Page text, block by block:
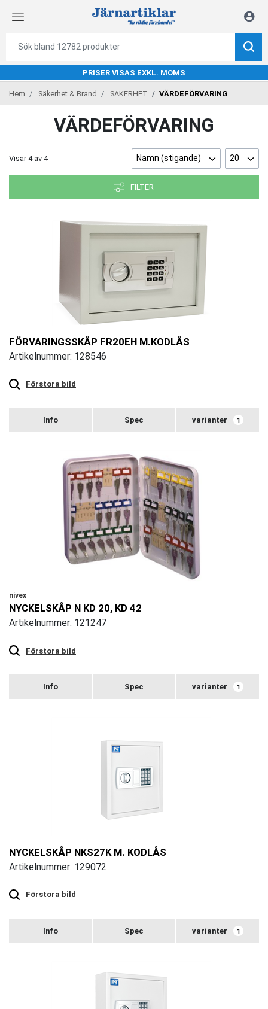
PRISER VISAS EXKL. MOMS
Hem Säkerhet & Brand SÄKERHET VÄRDEFÖRVARING
VÄRDEFÖRVARING
Visar4av 4 Namn (stigande) 20
FILTER
FÖRVARINGSSKÅP FR20EH M.KODLÅS
Artikelnummer: 128546
Förstora bild
zoom
varianter 1
nivex
NYCKELSKÅP N KD 20, KD 42
Artikelnummer: 121247
Förstora bild
zoom
varianter 1
NYCKELSKÅP NKS27K M. KODLÅS
Artikelnummer: 129072
Förstora bild
zoom
varianter 1